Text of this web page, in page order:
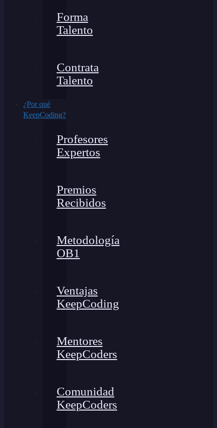
Forma
Talento
Contrata
Talento
¿Por qué
KeepCoding?
Profesores
Expertos
Premios
Recibidos
Metodología
OB1
Ventajas
KeepCoding
Mentores
KeepCoders
Comunidad
KeepCoders